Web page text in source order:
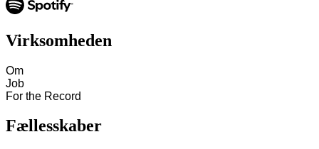
Virksomheden
Om
Job
For the Record
Fællesskaber